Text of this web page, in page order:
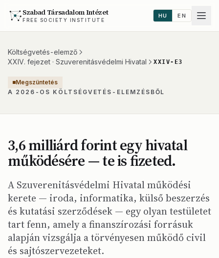
Szabad Társadalom Intézet
FREE SOCIETY INSTITUTE
HU EN
Költségvetés-elemző
XXIV. fejezet · Szuverenitásvédelmi Hivatal
XXIV-E3
Megszüntetés
A 2026-OS KÖLTSÉGVETÉS-ELEMZÉSBŐL
3,6 milliárd forint egy hivatal
működésére — te is fizeted.
A Szuverenitásvédelmi Hivatal működési
kerete — iroda, informatika, külső beszerzés
és kutatási szerződések — egy olyan testületet
tart fenn, amely a finanszírozási forrásuk
alapján vizsgálja a törvényesen működő civil
és sajtószervezeteket.